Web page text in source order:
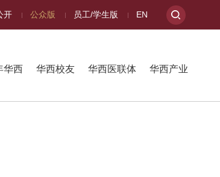
开 公众版 员工/学生版 EN
华西 华西校友 华西医联体 华西产业